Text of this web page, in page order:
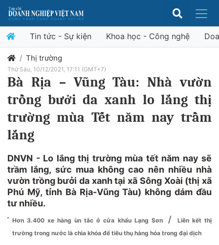
Tin tức - Sự kiện Khoa học - Công nghệ
Thị trường
Thứ Sáu, 10/12/2021, 17:11 (GMT+7)
Bà Rịa – Vũng Tàu: Nhà vườn
trồng bưởi da xanh lo lắng thị
trường mùa Tết năm nay trầm
lắng
DNVN - Lo lắng thị trường mùa tết năm nay sẽ
trầm lắng, sức mua không cao nên nhiều nhà
vườn trồng bưởi da xanh tại xã Sông Xoài (thị xã
Phú Mỹ, tỉnh Bà Rịa-Vũng Tàu) không dám đầu
tư nhiều.
Hơn 3.400 xe hàng ùn tắc ở cửa khẩu Lạng Sơn /
Liên kết thị
trường trong nước là chìa khóa để tiêu thụ hàng hóa trong đại dịch